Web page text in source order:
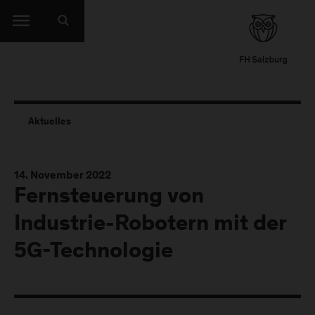
Aktuelles
14. November 2022
Fernsteuerung von
Industrie-Robotern mit der
5G-Technologie